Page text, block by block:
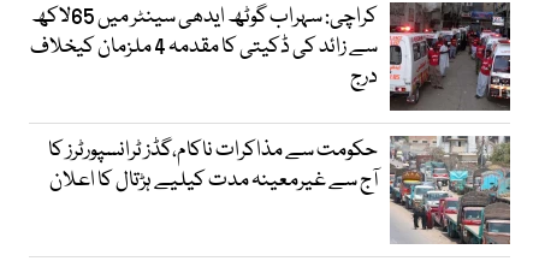
کراچی: سہراب گوٹھ ایدھی سینٹر میں 65لاکھ
سے زائد کی ڈکیتی کا مقدمہ 4 ملزمان کیخلاف
درج
حکومت سے مذاکرات ناکام،گڈز ٹرانسپورٹرز کا
آج سے غیرمعینہ مدت کیلیے ہڑتال کا اعلان